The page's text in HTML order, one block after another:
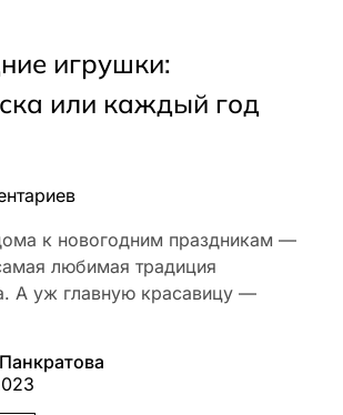
игрушки:
или каждый год
к новогодним праздникам —
любимая традиция
А уж главную красавицу —